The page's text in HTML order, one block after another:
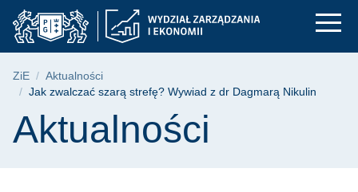
Przejdź
do
menu
Przejdź
do
wyszukiwarki
Przejdź
do
treści
Jak zwalczać szarą
Ścieżka nawigacyjna
ZiE
Aktualności
Jak zwalczać szarą strefę? Wywiad z dr Dagmarą Nikulin
Treść strony
Aktualności